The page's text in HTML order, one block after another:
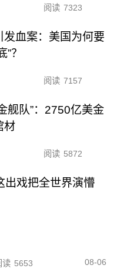
阅读 7323
发血案：美国为何要
？
阅读 7157
舰队”：2750亿美金
材
阅读 5872
出戏把全世界演懵
读 5653 08-06